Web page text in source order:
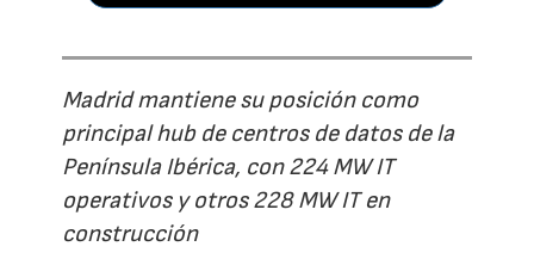
Madrid mantiene su posición como
principal hub de centros de datos de la
Península Ibérica, con 224 MW IT
operativos y otros 228 MW IT en
construcción